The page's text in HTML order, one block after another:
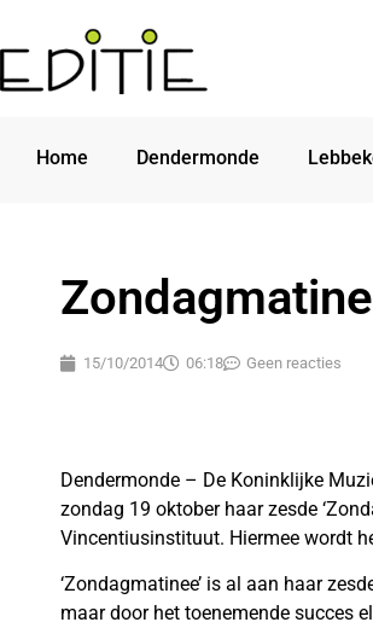
Home Dendermonde
15/10/2014 06:18 Geen reacties
Dendermonde – De Koninklijke
zondag 19 oktober haar zesde
Vincentiusinstituut. Hiermee wordt
‘Zondagmatinee’ is al aan haar
maar door het toenemende succes